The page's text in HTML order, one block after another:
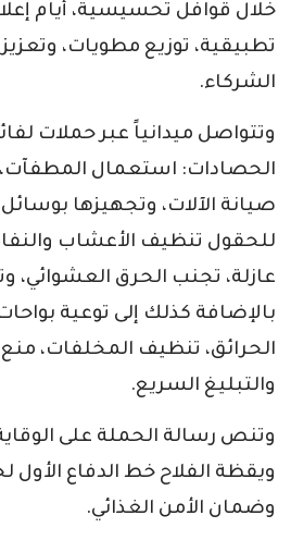
خلال قوافل تحسيسية، أيام
تطبيقية، توزيع مطويات،
الشركاء.
وتتواصل ميدانياً عبر حملات
الحصادات: استعمال المطفآت،
صيانة الآلات، وتجهيزها بوسائل
للحقول تنظيف الأعشاب
عازلة، تجنب الحرق العشوائي،
بالإضافة كذلك إلى توعية
الحرائق، تنظيف المخلفات، منع
والتبليغ السريع.
وتنص رسالة الحملة على
ويقظة الفلاح خط الدفاع الأول
وضمان الأمن الغذائي.